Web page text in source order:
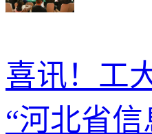
喜讯！工
“河北省